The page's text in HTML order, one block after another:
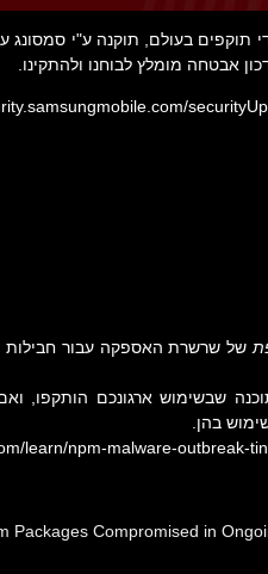
תוקפים בעולם, תוקנה ע"י
אבטחה מומלץ לבוחנו ולהתקינו.
שבשימוש ארגונכם הותקפו,
בהן.
learn/npm-malware-outbreak-
Packages Compromised in